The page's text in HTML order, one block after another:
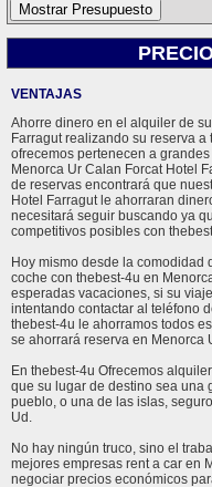
VENTAJAS
Ahorre dinero en el alquiler de
Farragut realizando su reserva
ofrecemos pertenecen a
Menorca Ur Calan Forcat Hotel
de reservas encontrará que
Hotel Farragut le ahorraran
necesitará seguir buscando ya
competitivos posibles con
Hoy mismo desde la comodidad
coche con thebest-4u en
esperadas vacaciones, si su
intentando contactar al teléfono
thebest-4u le ahorramos todos
se ahorrará reserva en Menorca
En thebest-4u Ofrecemos
que su lugar de destino sea una
pueblo, o una de las islas,
Ud.
No hay ningún truco, sino el
mejores empresas rent a car en
negociar precios económicos